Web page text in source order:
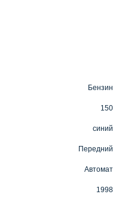
Бензин
150
синий
Передний
Автомат
1998